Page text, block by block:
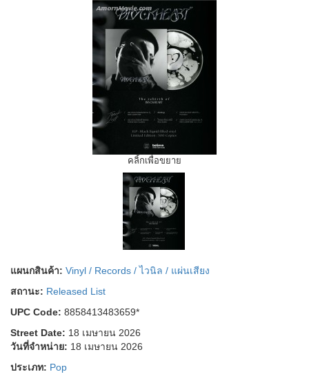
คลิ้กเพื่อขยาย
แผนกสินค้า: Vinyl / Records / ไวนิล / แผ่นเสียง
สถานะ: Released List
UPC Code: 8858413483659*
Street Date: 18 เมษายน 2026
วันที่จำหน่าย: 18 เมษายน 2026
ประเภท: Pop